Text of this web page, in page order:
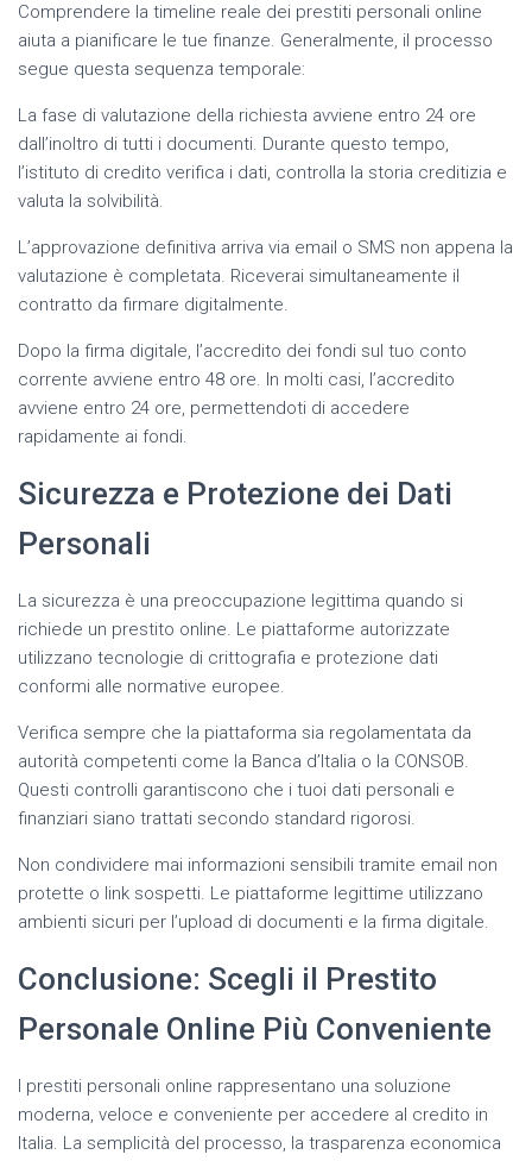
Comprendere la timeline reale dei prestiti personali online
aiuta a pianificare le tue finanze. Generalmente, il processo
segue questa sequenza temporale:
La fase di valutazione della richiesta avviene entro 24 ore
dall’inoltro di tutti i documenti. Durante questo tempo,
l’istituto di credito verifica i dati, controlla la storia creditizia e
valuta la solvibilità.
L’approvazione definitiva arriva via email o SMS non appena la
valutazione è completata. Riceverai simultaneamente il
contratto da firmare digitalmente.
Dopo la firma digitale, l’accredito dei fondi sul tuo conto
corrente avviene entro 48 ore. In molti casi, l’accredito
avviene entro 24 ore, permettendoti di accedere
rapidamente ai fondi.
Sicurezza e Protezione dei Dati
Personali
La sicurezza è una preoccupazione legittima quando si
richiede un prestito online. Le piattaforme autorizzate
utilizzano tecnologie di crittografia e protezione dati
conformi alle normative europee.
Verifica sempre che la piattaforma sia regolamentata da
autorità competenti come la Banca d’Italia o la CONSOB.
Questi controlli garantiscono che i tuoi dati personali e
finanziari siano trattati secondo standard rigorosi.
Non condividere mai informazioni sensibili tramite email non
protette o link sospetti. Le piattaforme legittime utilizzano
ambienti sicuri per l’upload di documenti e la firma digitale.
Conclusione: Scegli il Prestito
Personale Online Più Conveniente
I prestiti personali online rappresentano una soluzione
moderna, veloce e conveniente per accedere al credito in
Italia. La semplicità del processo, la trasparenza economica